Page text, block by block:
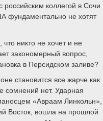
коллегой в Сочи
фундаментально не хотят
никто не хочет и не
закономерный вопрос,
в Персидском заливе?
становится все жарче как
сомнений нет. Ударная
«Авраам Линкольн»,
Восток, вошла на прошлой